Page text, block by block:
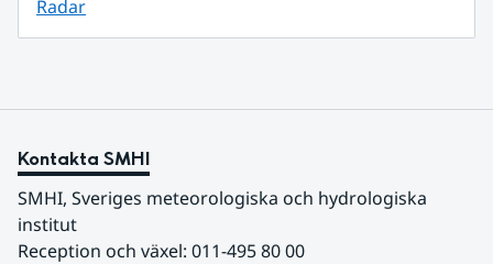
Radar
Kontakta SMHI
SMHI, Sveriges meteorologiska och hydrologiska
institut
Reception och växel: 011-495 80 00